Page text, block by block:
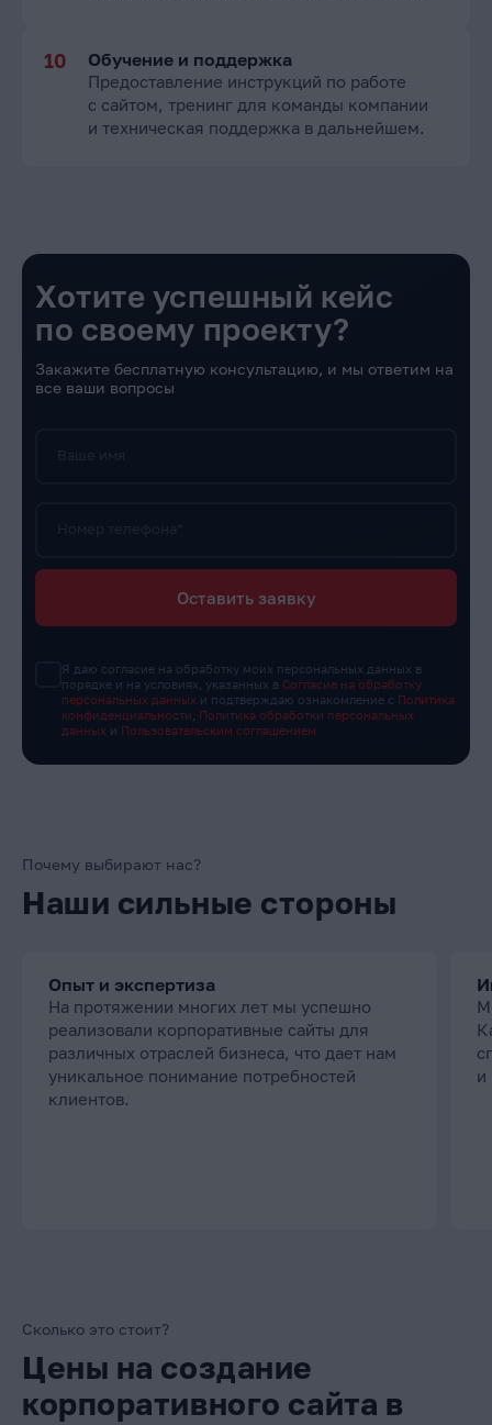
Обучение и поддержка
Предоставление инструкций по работе
с сайтом, тренинг для команды компании
и техническая поддержка в дальнейшем.
Хотите успешный кейс
по своему проекту?
Закажите бесплатную консультацию, и мы ответим на
все ваши вопросы
Оставить заявку
Я даю согласие на обработку моих персональных данных в
порядке и на условиях, указанных в Согласие на обработку
персональных данных и подтверждаю ознакомление с Политика
конфиденциальности
Политика обработки персональных
данных и Пользовательским соглашением
Почему выбирают нас?
Наши сильные стороны
Опыт и экспертиза
На протяжении многих лет мы успешно
реализовали корпоративные сайты для
различных отраслей бизнеса, что дает нам
уникальное понимание потребностей
клиентов.
и
Сколько это стоит?
Цены на создание
корпоративного сайта в